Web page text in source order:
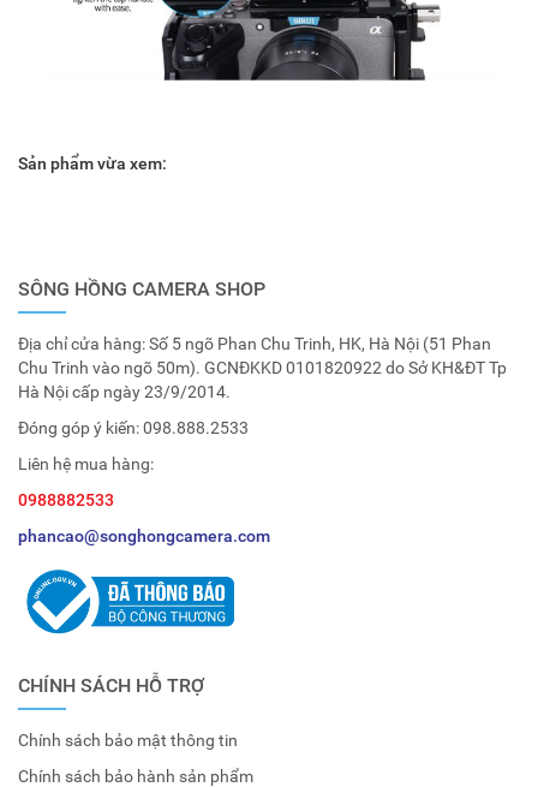
Sản phẩm vừa xem:
SÔNG HỒNG CAMERA SHOP
Địa chỉ cửa hàng: Số 5 ngõ Phan Chu Trinh, HK, Hà Nội (51 Phan
Chu Trinh vào ngõ 50m). GCNĐKKD 0101820922 do Sở KH&ĐT Tp
Hà Nội cấp ngày 23/9/2014.
Đóng góp ý kiến:098.888.2533
Liên hệ mua hàng:
0988882533
phancao@songhongcamera.com
CHÍNH SÁCH HỖ TRỢ
Chính sách bảo mật thông tin
Chính sách bảo hành sản phẩm